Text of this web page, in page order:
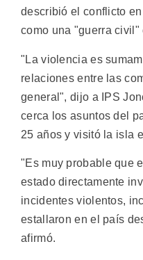
describió el conflicto
como una "guerra civil"
"La violencia es
relaciones entre las
general", dijo a IPS
cerca los asuntos del
25 años y visitó la isla
"Es muy probable que
estado directamente
incidentes violentos,
estallaron en el país
afirmó.